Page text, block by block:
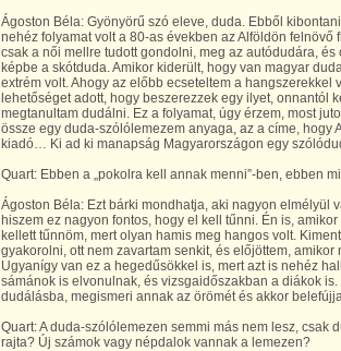
Ágoston Béla: Gyönyörű szó eleve, duda. Ebből
nehéz folyamat volt a 80-as években az Alföldön felnövő
csak a női mellre tudott gondolni, meg az autódudára, és
képbe a skótduda. Amikor kiderült, hogy van magyar
extrém volt. Ahogy az előbb ecseteltem a hangszerekkel
lehetőséget adott, hogy beszerezzek egy ilyet, onnantól
megtanultam dudálni. Ez a folyamat, úgy érzem, most
össze egy duda-szólólemezem anyaga, az a címe, hogy
kiadó… Ki ad ki manapság Magyarországon egy
Quart: Ebben a „pokolra kell annak menni”-ben, ebben
Ágoston Béla: Ezt bárki mondhatja, aki nagyon elmélyül
hiszem ez nagyon fontos, hogy el kell tűnni. Én is,
kellett tűnnöm, mert olyan hamis meg hangos volt.
gyakorolni, ott nem zavartam senkit, és előjöttem, amikor
Ugyanígy van ez a hegedűsökkel is, mert azt is nehéz
sámánok is elvonulnak, és vizsgaidőszakban a diákok
dudálásba, megismeri annak az örömét és akkor
Quart: A duda-szólólemezen semmi más nem lesz, csak
rajta? Új számok vagy népdalok vannak a lemezen?